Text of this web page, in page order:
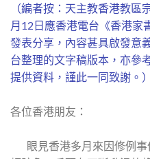
（編者按：天主教香港教
月12日應香港電台《香港家
發表分享，內容甚具啟發意
台整理的文字稿版本，亦參
提供資料，謹此一同致謝。）
各位香港朋友：
眼見香港多月來因修例事